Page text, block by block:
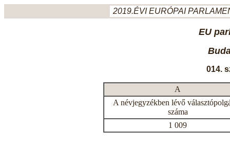
2019.ÉVI EURÓPAI
EU
014.
A
A névjegyzékben lévő
száma
1 009